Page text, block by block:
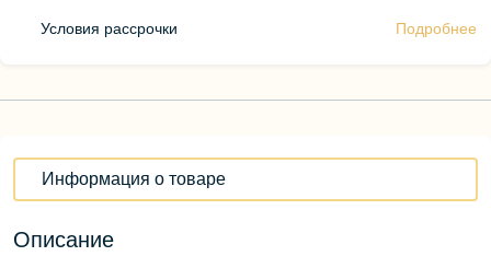
Условия рассрочки Подробнее
Информация о товаре
Описание